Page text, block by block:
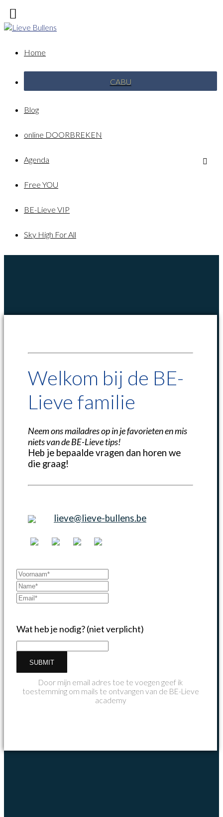
Home
CABU
Blog
online DOORBREKEN
Agenda
Free YOU
BE-Lieve VIP
Sky High For All
Welkom bij de BE-
Lieve familie
Neem ons mailadres op in je favorieten en mis
niets van de BE-Lieve tips!
Heb je bepaalde vragen dan horen we
die graag!
lieve@lieve-bullens.be
Wat heb je nodig? (niet verplicht)
SUBMIT
Door mijn email adres toe te voegen geef ik
toestemming om mails te ontvangen van de BE-Lieve
academy